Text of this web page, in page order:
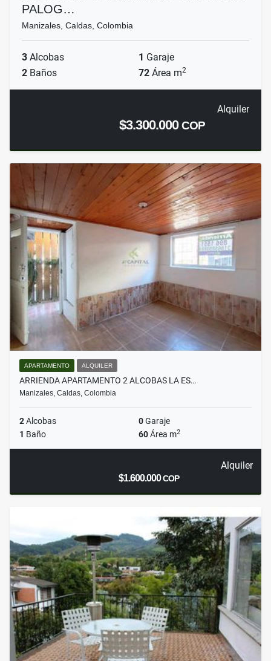
PALOG…
Manizales, Caldas, Colombia
3 Alcobas 1 Garaje
2 Baños 72 Área m2
Alquiler
$3.300.000COP
APARTAMENTO ALQUILER
ARRIENDA APARTAMENTO 2 ALCOBAS LA ES…
Manizales, Caldas, Colombia
2Alcobas 0Garaje
1 Baño 60Área m2
Alquiler
$1.600.000COP